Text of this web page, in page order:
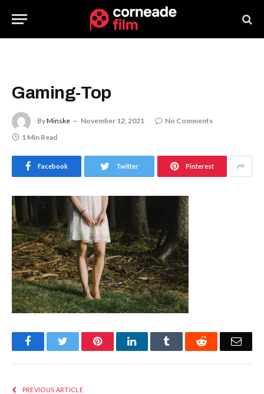
Gaming-Top
ByMinske November 12, 2021
No Comments
1 Min Read
Facebook Twitter Pinterest
FacebookTwitter PinterestLinkedIn Tumblr Reddit
PREVIOUS ARTICLE